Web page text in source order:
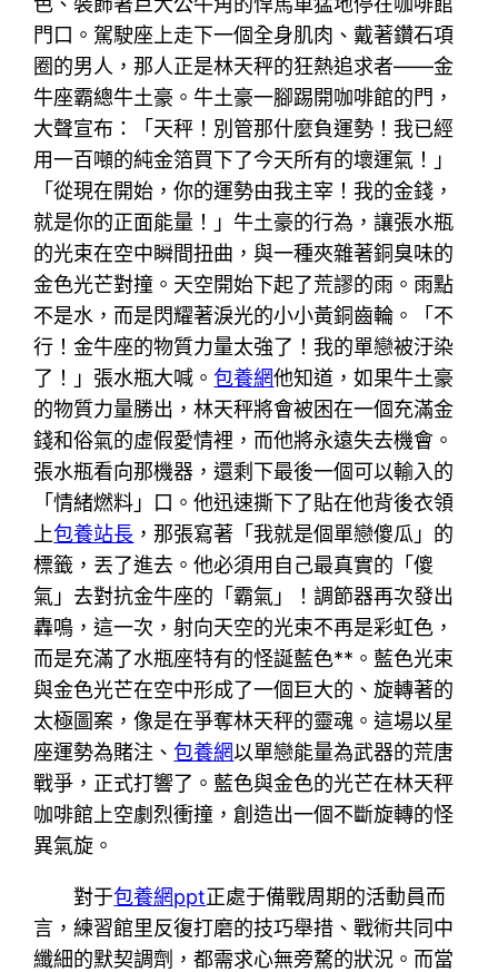
門口。駕駛座上走下一個全身肌肉、戴著鑽石項
圈的男人，那人正是林天秤的狂熱追求者——金
牛座霸總牛土豪。牛土豪一腳踢開咖啡館的門，
大聲宣布：「天秤！別管那什麼負運勢！我已經
用一百噸的純金箔買下了今天所有的壞運氣！」
「從現在開始，你的運勢由我主宰！我的金錢，
就是你的正面能量！」牛土豪的行為，讓張水瓶
的光束在空中瞬間扭曲，與一種夾雜著銅臭味的
金色光芒對撞。天空開始下起了荒謬的雨。雨點
不是水，而是閃耀著淚光的小小黃銅齒輪。「不
行！金牛座的物質力量太強了！我的單戀被汙染
了！」張水瓶大喊。包養網他知道，如果牛土豪
的物質力量勝出，林天秤將會被困在一個充滿金
錢和俗氣的虛假愛情裡，而他將永遠失去機會。
張水瓶看向那機器，還剩下最後一個可以輸入的
「情緒燃料」口。他迅速撕下了貼在他背後衣領
上包養站長 ，那張寫著「我就是個單戀傻瓜」的
標籤，丟了進去。他必須用自己最真實的「傻
氣」去對抗金牛座的「霸氣」！調節器再次發出
轟鳴，這一次，射向天空的光束不再是彩虹色，
而是充滿了水瓶座特有的怪誕藍色**。藍色光束
與金色光芒在空中形成了一個巨大的、旋轉著的
太極圖案，像是在爭奪林天秤的靈魂。這場以星
座運勢為賭注、包養網以單戀能量為武器的荒唐
戰爭，正式打響了。藍色與金色的光芒在林天秤
咖啡館上空劇烈衝撞，創造出一個不斷旋轉的怪
異氣旋。
對于包養網ppt正處于備戰周期的活動員而
言，練習館里反復打磨的技巧舉措、戰術共同中
纖細的默契調劑，都需求心無旁騖的狀況。而當